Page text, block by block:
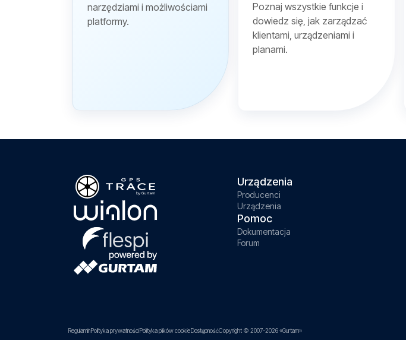
narzędziami i możliwościami
platformy.
Poznaj wszystkie funkcje i
dowiedz się, jak zarządzać
klientami, urządzeniami i
planami.
Urządzenia
Producenci
Urządzenia
Pomoc
Dokumentacja
Forum
RegulaminPolityka prywatnościPolityka plików cookieDostępnośćCopyright © 2007-2026 «Gurtam»